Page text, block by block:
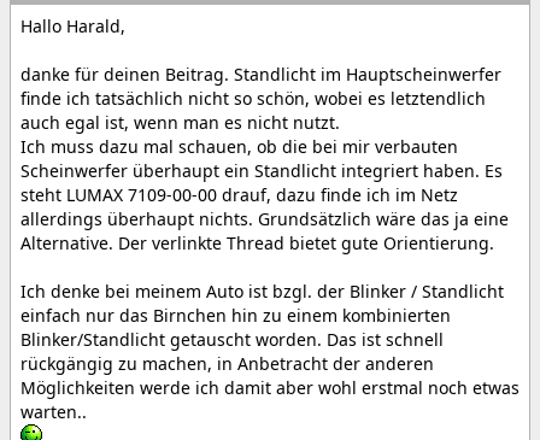
Hallo Harald,
danke für deinen Beitrag. Standlicht im Hauptscheinwerfer
finde ich tatsächlich nicht so schön, wobei es letztendlich
auch egal ist, wenn man es nicht nutzt.
Ich muss dazu mal schauen, ob die bei mir verbauten
Scheinwerfer überhaupt ein Standlicht integriert haben. Es
steht LUMAX 7109-00-00 drauf, dazu finde ich im Netz
allerdings überhaupt nichts. Grundsätzlich wäre das ja eine
Alternative. Der verlinkte Thread bietet gute Orientierung.
Ich denke bei meinem Auto ist bzgl. der Blinker / Standlicht
einfach nur das Birnchen hin zu einem kombinierten
Blinker/Standlicht getauscht worden. Das ist schnell
rückgängig zu machen, in Anbetracht der anderen
Möglichkeiten werde ich damit aber wohl erstmal noch etwas
warten..